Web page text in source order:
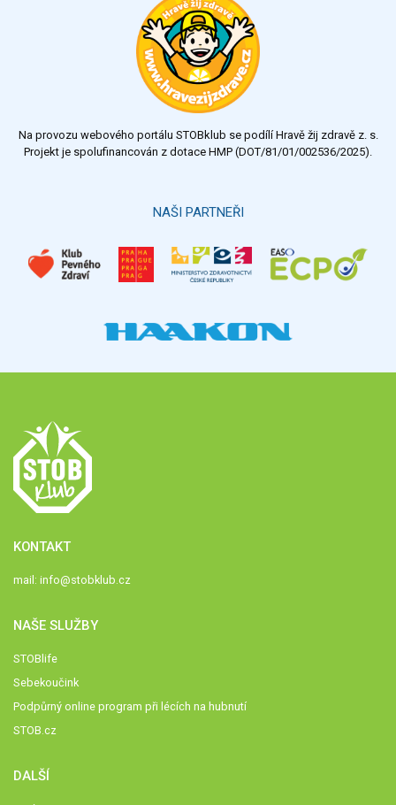
Na provozu webového portálu STOBklub se podílí Hravě žij zdravě z. s.
Projekt je spolufinancován z dotace HMP (DOT/81/01/002536/2025).
NAŠI PARTNEŘI
KONTAKT
mail: info@stobklub.cz
NAŠE SLUŽBY
STOBlife
Sebekoučink
Podpůrný online program při lécích na hubnutí
STOB.cz
DALŠÍ